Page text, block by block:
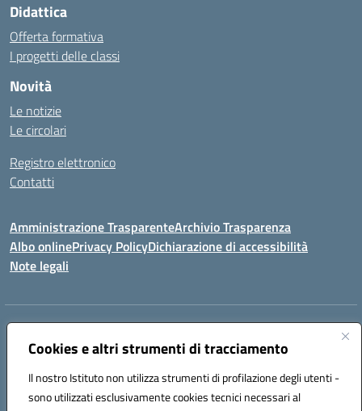
Cookies e altri strumenti di tracciamento
Il nostro Istituto non utilizza strumenti di profilazione degli utenti -
sono utilizzati esclusivamente cookies tecnici necessari al
Didattica
Offerta formativa
I progetti delle classi
Novità
Le notizie
Le circolari
Registro elettronico
Contatti
Amministrazione TrasparenteArchivio Trasparenza
Albo onlinePrivacy PolicyDichiarazione di accessibilità
Note legali
Indirizzo:
Centralino:096721161 Email:czic869004@istruzione.it
Codice fiscale: 84000710792